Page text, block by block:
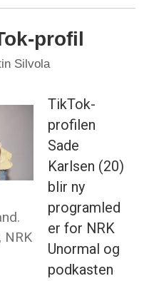
profil
Silvola
NRK
TikTok-
profilen
Sade
Karlsen (20)
blir ny
programled
er for NRK
Unormal og
podkasten